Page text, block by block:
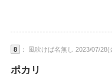
8 ： 風吹けば名無し 2023/07/
ポカリ